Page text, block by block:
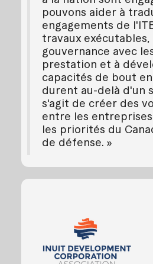
pouvons aider à
engagements de
travaux exécutables,
gouvernance avec
prestation et à
capacités de bout
durent au-delà d'un
s'agit de créer des
entre les
les priorités du
de défense. »